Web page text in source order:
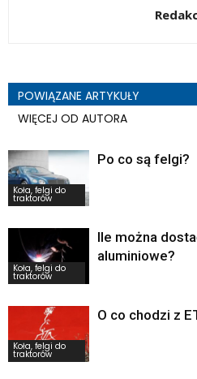
POWIĄZANE ARTYKUŁY
WIĘCEJ OD AUTORA
Koła, felgi do
traktorów
Po co są felgi?
Koła, felgi do
traktorów
Ile można
aluminiowe?
Koła, felgi do
traktorów
O co chodzi z